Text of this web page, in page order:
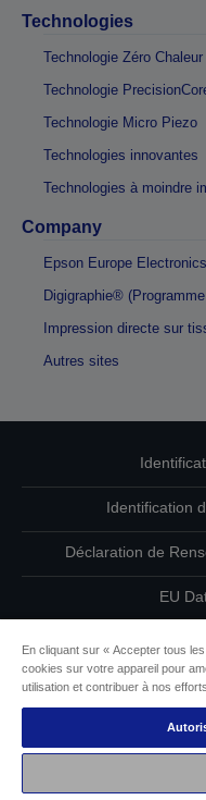
Technologies
Technologie Zéro Chaleur
Technologie
Technologie Micro Piezo
Technologies innovantes
Technologies à moindre
Company
Epson Europe Electronics
Digigraphie®
Impression directe sur
Autres sites
Identification
Déclaration de
EU
L’engagement
Copyright
En cliquant sur « Accepter tous
cookies sur votre appareil pour
utilisation et contribuer à nos